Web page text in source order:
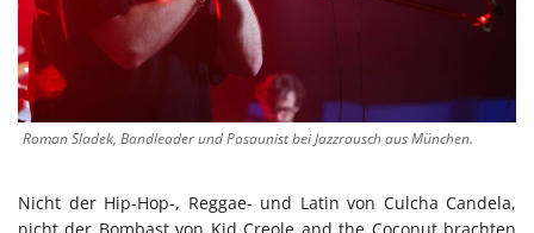
Roman Sladek, Bandleader und Posaunist bei Jazzrausch aus München.
Nicht der Hip-Hop-, Reggae- und Latin von Culcha Candela,
nicht der Bombast von Kid Creole and the Coconut brachten